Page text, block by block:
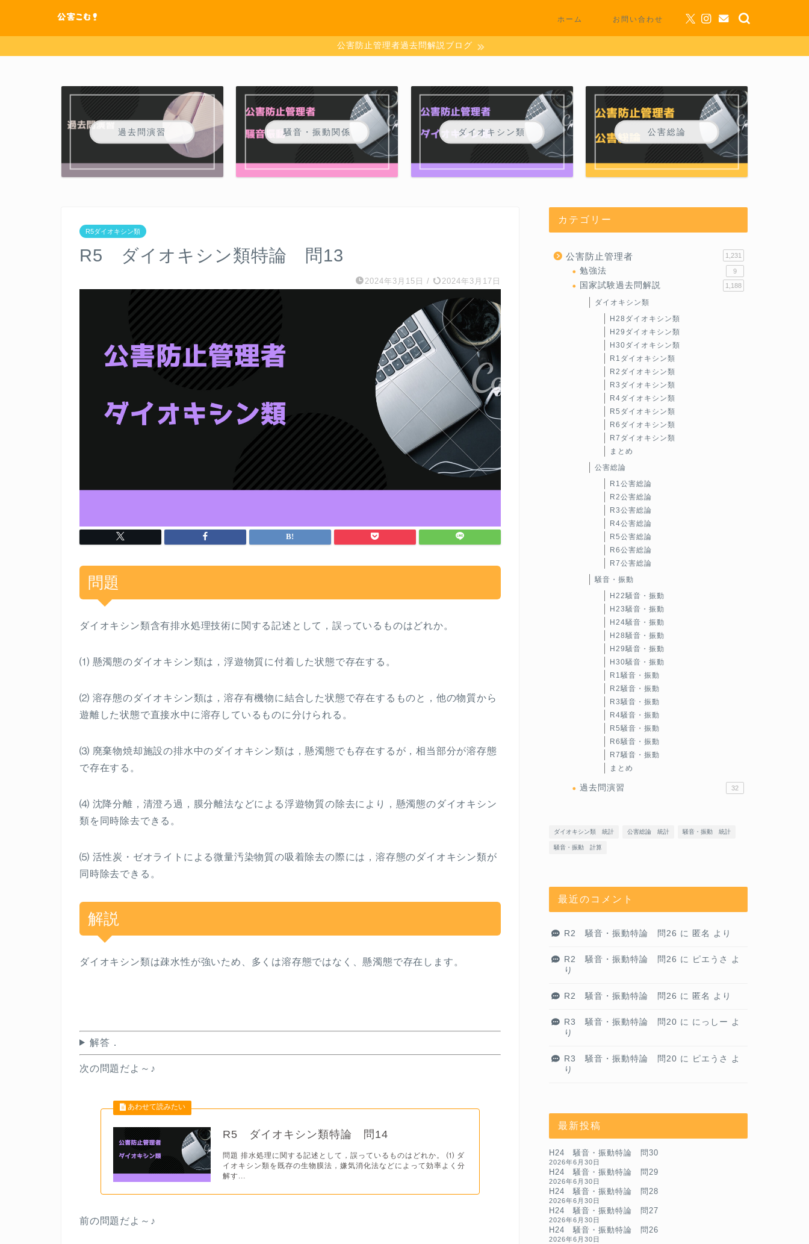
ホーム お問い合わせ
公害防止管理者過去問解説ブログ
過去問演習 騒音・振動関係 ダイオキシン類 公害総論
R5ダイオキシン類
R5 ダイオキシン類特論 問13
2024年3月15日 / 2024年3月17日
問題
ダイオキシン類含有排水処理技術に関する記述として，誤っているものはどれか。
⑴ 懸濁態のダイオキシン類は，浮遊物質に付着した状態で存在する。
⑵ 溶存態のダイオキシン類は，溶存有機物に結合した状態で存在するものと，他の物質から
遊離した状態で直接水中に溶存しているものに分けられる。
⑶ 廃棄物焼却施設の排水中のダイオキシン類は，懸濁態でも存在するが，相当部分が溶存態
で存在する。
⑷ 沈降分離，清澄ろ過，膜分離法などによる浮遊物質の除去により，懸濁態のダイオキシン
類を同時除去できる。
⑸ 活性炭・ゼオライトによる微量汚染物質の吸着除去の際には，溶存態のダイオキシン類が
同時除去できる。
解説
ダイオキシン類は疎水性が強いため、多くは溶存態ではなく、懸濁態で存在します。
解答．
次の問題だよ～♪
R5 ダイオキシン類特論 問14
問題 排水処理に関する記述として，誤っているものはどれか。 ⑴ ダ
イオキシン類を既存の生物膜法，嫌気消化法などによって効率よく分
解す...
前の問題だよ ～♪
カテゴリー
公害防止管理者 1,231
勉強法 9
国家試験過去問解説 1,188
ダイオキシン類
H28ダイオキシン類
H29ダイオキシン類
H30ダイオキシン類
R1ダイオキシン類
R2ダイオキシン類
R3ダイオキシン類
R4ダイオキシン類
R5ダイオキシン類
R6ダイオキシン類
R7ダイオキシン類
まとめ
公害総論
R1公害総論
R2公害総論
R3公害総論
R4公害総論
R5公害総論
R6公害総論
R7公害総論
騒音・振動
H22騒音・振動
H23騒音・振動
H24騒音・振動
H28騒音・振動
H29騒音・振動
H30騒音・振動
R1騒音・振動
R2騒音・振動
R3騒音・振動
R4騒音・振動
R5騒音・振動
R6騒音・振動
R7騒音・振動
まとめ
過去問演習 32
ダイオキシン類 統計 公害総論 統計 騒音・振動 統計
騒音・振動 計算
最近のコメント
R2 騒音・振動特論 問26 に 匿名 より
R2 騒音・振動特論 問26 に ピエうさ
よ
り
R2 騒音・振動特論 問26 に 匿名 より
R3 騒音・振動特論 問20 に にっしー よ
り
R3 騒音・振動特論 問20 に ピエうさ
よ
り
最新投稿
H24 騒音・振動特論 問30
2026年6月30日
H24 騒音・振動特論 問29
2026年6月30日
H24 騒音・振動特論 問28
2026年6月30日
H24 騒音・振動特論 問27
2026年6月30日
H24 騒音・振動特論 問26
2026年6月30日